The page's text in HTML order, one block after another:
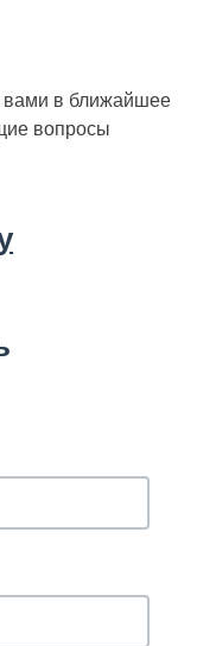
вами в ближайшее
вопросы